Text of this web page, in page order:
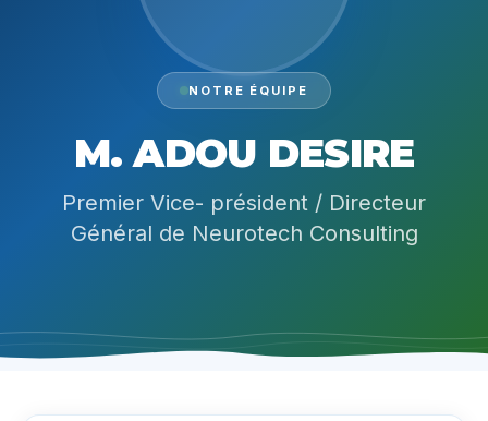
NOTRE ÉQUIPE
M. ADOU DESIRE
Premier Vice- président / Directeur
Général de Neurotech Consulting